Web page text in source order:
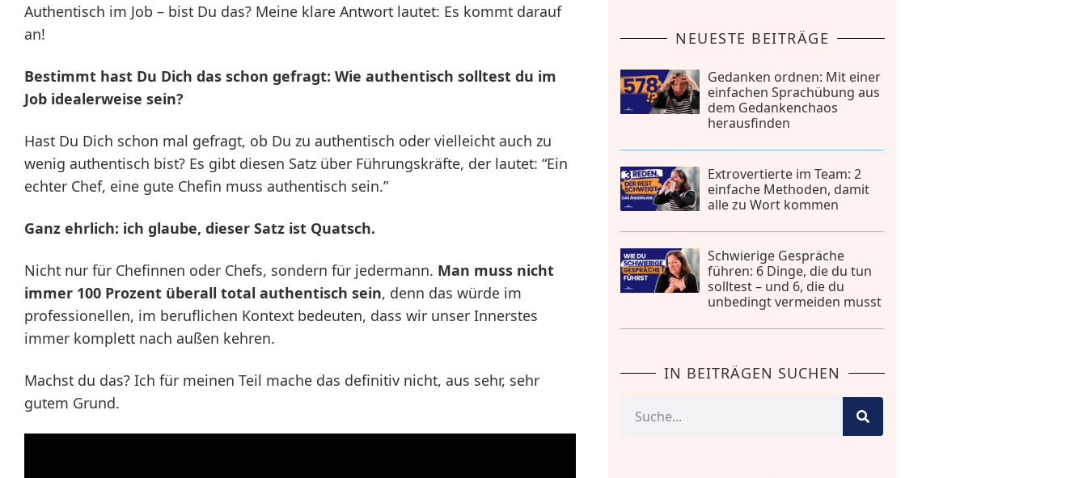
Authentisch im Job – bist Du das? Meine klare Antwort lautet: Es kommt darauf
an!
Bestimmt hast Du Dich das schon gefragt: Wie authentisch solltest du im
Job idealerweise sein?
Hast Du Dich schon mal gefragt, ob Du zu authentisch oder vielleicht auch zu
wenig authentisch bist? Es gibt diesen Satz über Führungskräfte, der lautet: “Ein
echter Chef, eine gute Chefin muss authentisch sein.”
Ganz ehrlich: ich glaube, dieser Satz ist Quatsch.
Nicht nur für Chefinnen oder Chefs, sondern für jedermann. Man muss nicht
immer 100 Prozent überall total authentisch sein, denn das würde im
professionellen, im beruflichen Kontext bedeuten, dass wir unser Innerstes
immer komplett nach außen kehren.
Machst du das? Ich für meinen Teil mache das definitiv nicht, aus sehr, sehr
gutem Grund.
NEUESTE BEITRÄGE
Gedanken ordnen: Mit einer
einfachen Sprachübung aus
dem Gedankenchaos
herausfinden
Extrovertierte im Team: 2
einfache Methoden, damit
alle zu Wort kommen
Schwierige Gespräche
führen: 6 Dinge, die du tun
solltest – und 6, die du
unbedingt vermeiden musst
IN BEITRÄGEN SUCHEN